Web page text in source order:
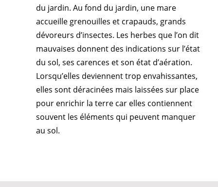
du jardin. Au fond du jardin, une mare
accueille grenouilles et crapauds, grands
dévoreurs d’insectes. Les herbes que l’on dit
mauvaises donnent des indications sur l’état
du sol, ses carences et son état d’aération.
Lorsqu’elles deviennent trop envahissantes,
elles sont déracinées mais laissées sur place
pour enrichir la terre car elles contiennent
souvent les éléments qui peuvent manquer
au sol.